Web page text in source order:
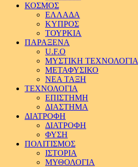
ΚΟΣΜΟΣ
ΕΛΛΑΔΑ
ΚΥΠΡΟΣ
ΤΟΥΡΚΙΑ
ΠΑΡΑΞΕΝΑ
U.F.O
ΜΥΣΤΙΚΗ ΤΕΧΝΟΛΟΓΙΑ
ΜΕΤΑΦΥΣΙΚΟ
ΝΕΑ ΤΑΞΗ
ΤΕΧΝΟΛΟΓΙΑ
ΕΠΙΣΤΗΜΗ
ΔΙΑΣΤΗΜΑ
ΔΙΑΤΡΟΦΗ
ΔΙΑΤΡΟΦΗ
ΦΥΣΗ
ΠΟΛΙΤΙΣΜΟΣ
ΙΣΤΟΡΙΑ
ΜΥΘΟΛΟΓΙΑ